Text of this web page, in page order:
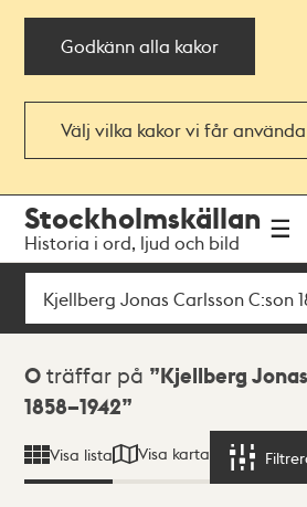
Godkänn alla kakor
Välj vilka kakor vi får använda
navigationen
huvudinnehållet
Stockholmskällan
Historia i ord, ljud och bild
Sök
Sökresultat
0 träffar på
Kjellberg
1858–1942
Visa lista Visa karta